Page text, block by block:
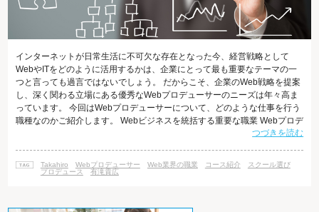
インターネットが日常生活に不可欠な存在となった今、経営戦略として
WebやITをどのように活用するかは、企業にとって最も重要なテーマの一
つと言っても過言ではないでしょう。 だからこそ、企業のWeb戦略を提案
し、深く関わる立場にある優秀なWebプロデューサーのニーズは年々高ま
っています。 今回はWebプロデューサーについて、どのような仕事を行う
職種なのかご紹介します。 Webビジネスを統括する重要な職業 Webプロデ
ューサーは、Webに関わるプロジェクト全体を統括する職業です。 Webサ
務に対する関わり方を詳しく見ていきましょう。 企画 Webプロジェクトの
つづきを読む
Takahiro Webプロデューサー Web業界の職業 コース紹介
スクール選び
プロデュース
有滝貴広